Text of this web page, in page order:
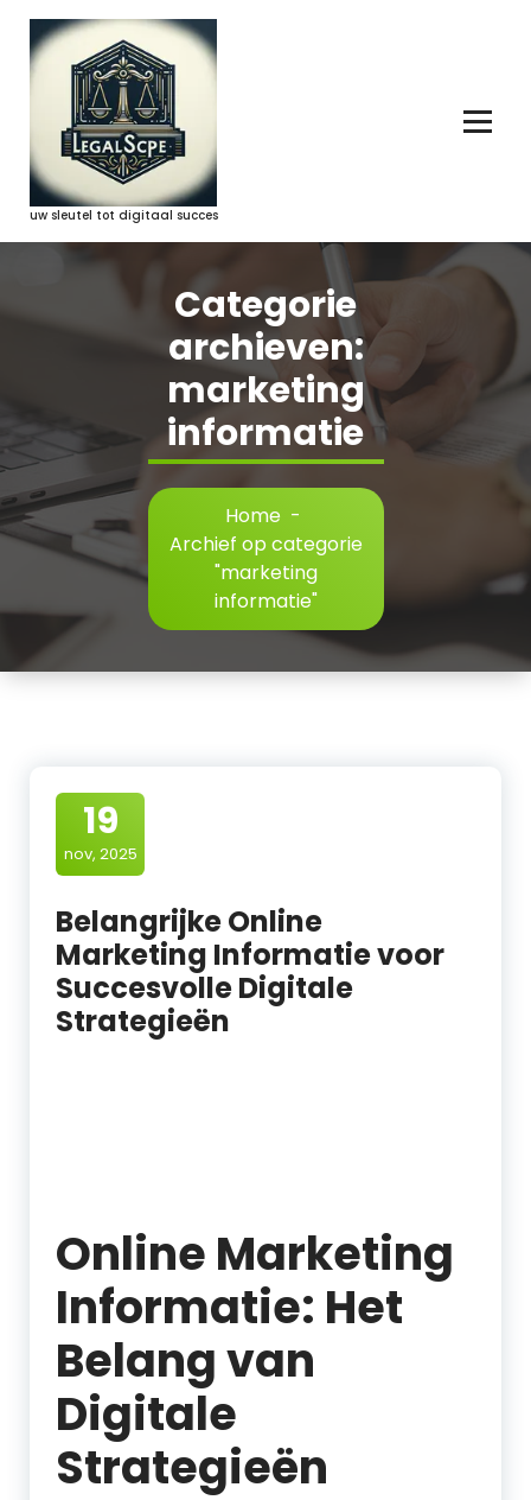
naar
uw sleutel tot digitaal succes
Categorie
archieven:
marketing
informatie
Home -
Archief op categorie
"marketing
informatie"
19
nov, 2025
Belangrijke Online
Marketing Informatie voor
Succesvolle Digitale
Strategieën
Online Marketing
Informatie: Het
Belang van
Digitale
Strategieën